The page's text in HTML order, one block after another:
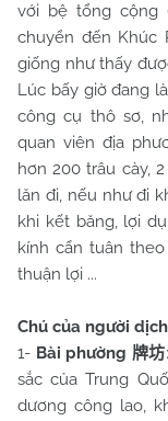
với bệ tổng cộng
chuyển đến Khúc
giống như thấy
Lúc bấy giờ đang
công cụ thô sơ,
quan viên địa
hơn 200 trâu cày,
lăn đi, nếu như đi
khi kết băng, lợi
kính cẩn tuân
thuận lợi ...
Chú của người dịch
1- Bài phường 牌坊
sắc của Trung
dương công lao,